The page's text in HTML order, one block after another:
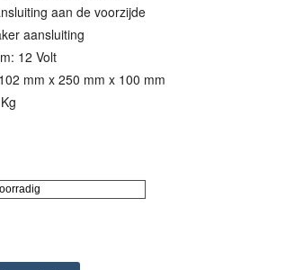
aan de voorzijde
aansluiting
12 Volt
mm x 250 mm x 100 mm